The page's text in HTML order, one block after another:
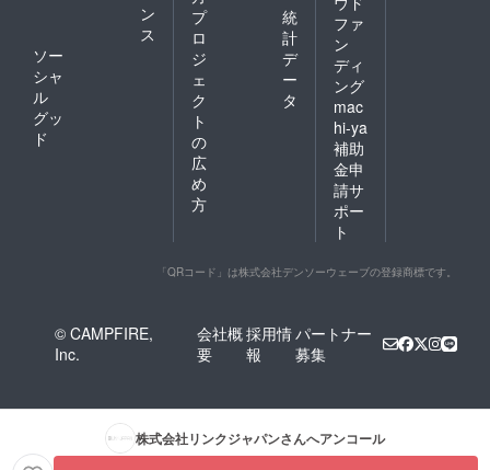
ン
ス
ソー
シャ
ル
グッ
ド
プ
ロ
ジ
ェ
ク
ト
の
広
め
方
統
計
デ
ー
タ
ファ
ン
ディ
ング
mac
hi-ya
補助
金申
請サ
ポー
ト
「QRコード」は株式会社デンソーウェーブの登録商標です。
© CAMPFIRE,
Inc.
会社概
要
採用情
報
パートナー
募集
株式会社リンクジャパンさんへアンコール